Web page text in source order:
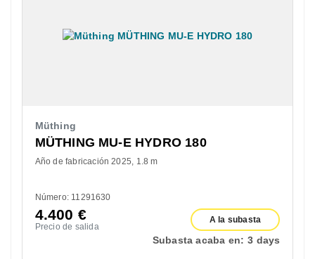
Müthing
MÜTHING MU-E HYDRO 180
Año de fabricación 2025 1.8 m
Número: 11291630
4.400 €
Precio de salida
A la subasta
Subasta acaba en: 3 days